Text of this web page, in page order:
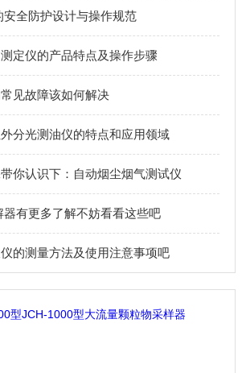
安全防护设计与操作规范
定仪的产品特点及操作步骤
见故障该如何解决
分光测油仪的特点和应用领域
你认识下：自动烟尘烟气测试仪
器有更多了解不妨看看这些吧
的测量方法及使用注意事项吧